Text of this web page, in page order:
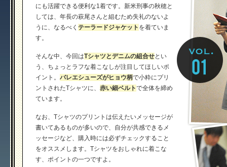
にも活躍できる便利な1着です。新米刑事の秋穂と
しては、年長の萩尾さんと組むため失礼のないよ
うに、なるべく テーラードジャケット を着ていま
す。
そんな中、今回はTシャツとデニムの組合せとい
う、ちょっとラフな着こなしが注目してほしいポ
イント。 バレエシューズがヒョウ柄で小粋にプリ
ントされたTシャツに、 赤い細ベルトで全体を締め
ています。
なお、Tシャツのプリントは伝えたいメッセージが
書いてあるものが多いので、自分が共感できるメ
ッセージなど、購入時には必ずチェックすること
をオススメします。Tシャツをおしゃれに着こな
す、ポイントの一つですよ。